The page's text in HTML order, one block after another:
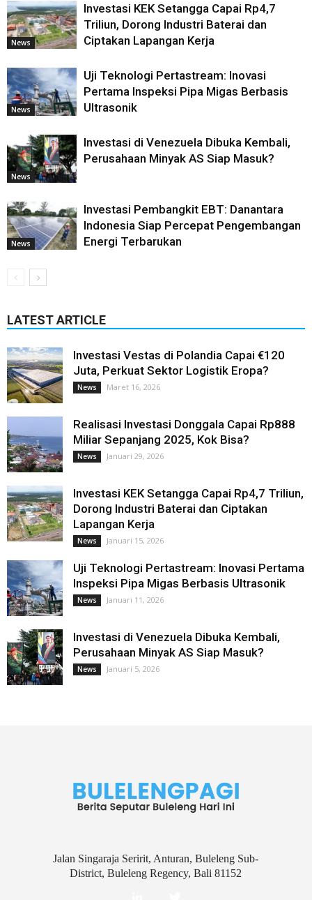
News
Investasi KEK Setangga Capai Rp4,7
Triliun, Dorong Industri Baterai dan
Ciptakan Lapangan Kerja
News
Uji Teknologi Pertastream: Inovasi
Pertama Inspeksi Pipa Migas Berbasis
Ultrasonik
News
Investasi di Venezuela Dibuka Kembali,
Perusahaan Minyak AS Siap Masuk?
News
Investasi Pembangkit EBT: Danantara
Indonesia Siap Percepat Pengembangan
Energi Terbarukan
LATEST ARTICLE
Investasi Vestas di Polandia Capai €120
Juta, Perkuat Sektor Logistik Eropa?
News Maret 16, 2026
Realisasi Investasi Donggala Capai Rp888
Miliar Sepanjang 2025, Kok Bisa?
News Januari 29, 2026
Investasi KEK Setangga Capai Rp4,7 Triliun,
Dorong Industri Baterai dan Ciptakan
Lapangan Kerja
News Januari 15, 2026
Uji Teknologi Pertastream: Inovasi Pertama
Inspeksi Pipa Migas Berbasis Ultrasonik
News Januari 11, 2026
Investasi di Venezuela Dibuka Kembali,
Perusahaan Minyak AS Siap Masuk?
News Januari 5, 2026
Jalan Singaraja Seririt, Anturan, Buleleng Sub-
District, Buleleng Regency, Bali 81152